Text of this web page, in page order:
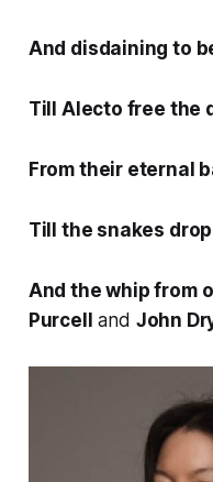
And disdaining to
Till Alecto free the
From their eternal
Till the snakes
And the whip from
Purcell and John